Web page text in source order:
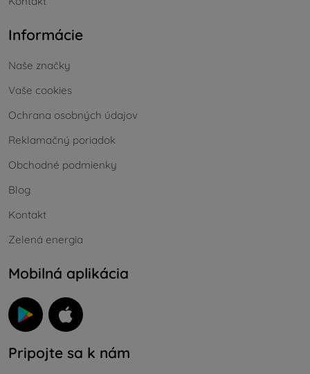
Informácie
Naše značky
Vaše cookies
Ochrana osobných údajov
Reklamačný poriadok
Obchodné podmienky
Blog
Kontakt
Zelená energia
Mobilná aplikácia
Pripojte sa k nám